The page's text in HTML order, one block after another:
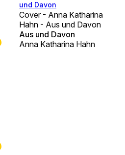
und Davon
Cover - Anna Katharina
Hahn - Aus und Davon
Aus und Davon
Anna Katharina Hahn